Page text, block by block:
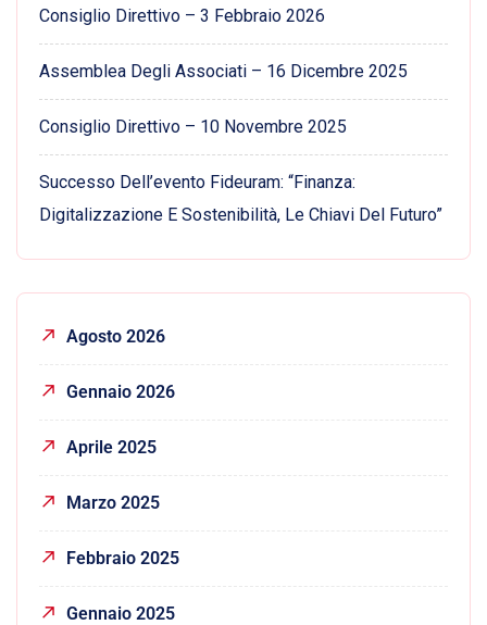
Consiglio Direttivo – 3 Febbraio 2026
Assemblea Degli Associati – 16 Dicembre 2025
Consiglio Direttivo – 10 Novembre 2025
Successo Dell’evento Fideuram: “Finanza:
Digitalizzazione E Sostenibilità, Le Chiavi Del Futuro”
Agosto 2026
Gennaio 2026
Aprile 2025
Marzo 2025
Febbraio 2025
Gennaio 2025